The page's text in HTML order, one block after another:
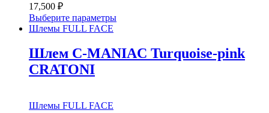
17,500 ₽
Выберите параметры
Шлемы FULL FACE
Шлем C-MANIAC Turquoise-pink
CRATONI
Шлемы FULL FACE